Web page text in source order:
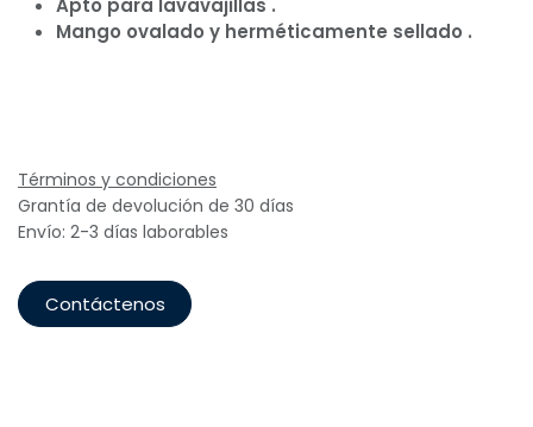
Apto para lavavajillas .
Mango ovalado y herméticamente sellado .
Términos y condiciones
Grantía de devolución de 30 días
Envío: 2-3 días laborables
Contáctenos